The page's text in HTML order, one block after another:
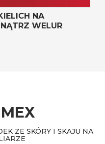
NA
WELUR
ZE SKÓRY I SKAJU NA